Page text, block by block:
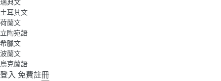
土耳其文
荷蘭文
立陶宛語
希臘文
波蘭文
烏克蘭語
登入 免費註冊